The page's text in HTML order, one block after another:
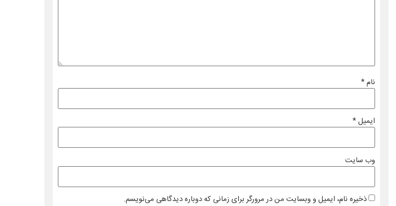
نام*
ایمیل*
وب‌ سایت
ذخیره نام، ایمیل و وبسایت من در مرورگر برای زمانی که دوباره دیدگاهی می‌نویسم.